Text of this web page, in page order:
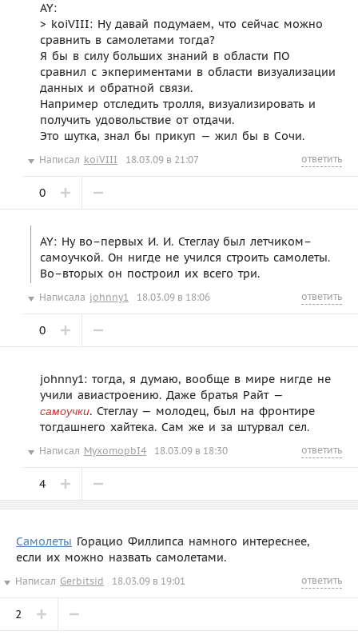
AY:
> koiVIII: Ну давай подумаем, что сейчас можно
сравнить в самолетами тогда?
Я бы в силу больших знаний в области ПО
сравнил с экпериментами в области визуализации
данных и обратной связи.
Например отследить тролля, визуализировать и
получить удовольствие от отдачи.
Это шутка, знал бы прикуп — жил бы в Сочи.
Написал koiVIII 18.03.09 в 21:07 ответить
0
AY: Ну во–первых И. И. Стеглау был летчиком–
самоучкой. Он нигде не учился строить самолеты.
Во–вторых он построил их всего три.
Написала johnny1 18.03.09 в 18:06 ответить
0
johnny1: тогда, я думаю, вообще в мире нигде не
учили авиастроению. Даже братья Райт —
самоучки. Стеглау — молодец, был на фронтире
тогдашнего хайтека. Сам же и за штурвал сел.
Написал MyxomopbI4 18.03.09 в 18:30 ответить
4
Самолеты Горацио Филлипса намного интереснее,
если их можно назвать самолетами.
Написал Gerbitsid 18.03.09 в 19:01 ответить
2